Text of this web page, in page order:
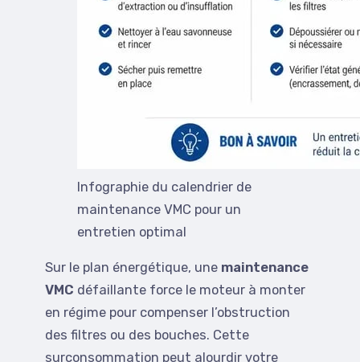
Infographie du calendrier de
maintenance VMC pour un
entretien optimal
Sur le plan énergétique, une maintenance
VMC défaillante force le moteur à monter
en régime pour compenser l’obstruction
des filtres ou des bouches. Cette
surconsommation peut alourdir votre